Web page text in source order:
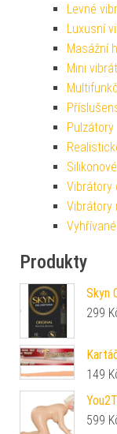
Levné
Luxusní
Masážní
Mini
Pulzátory
Vibrátory
Vibrátory
Produkty
Skyn
299
149
599